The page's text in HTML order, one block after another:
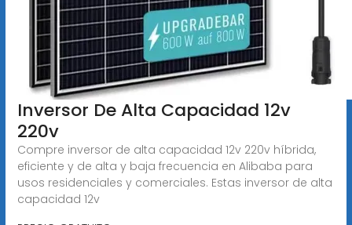
Inversor De Alta Capacidad 12v
220v
Compre inversor de alta capacidad 12v 220v híbrida,
eficiente y de alta y baja frecuencia en Alibaba para
usos residenciales y comerciales. Estas inversor de alta
capacidad 12v